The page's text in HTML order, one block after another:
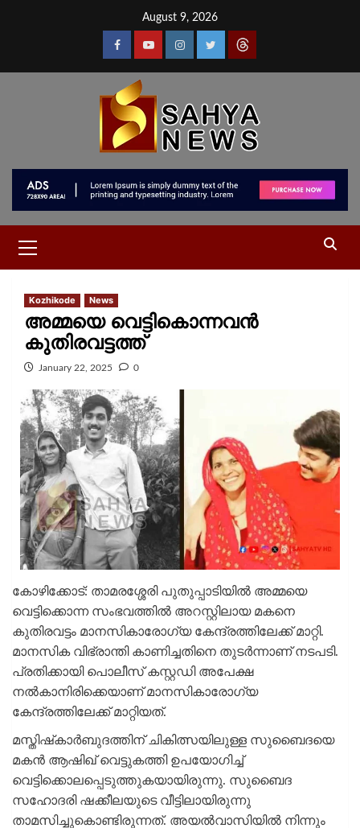
August 9, 2026
Kozhikode News
അമ്മയെ വെട്ടികൊന്നവൻ
കുതിരവട്ടത്ത്
January 22, 2025 0
കോഴിക്കോട്: താമരശ്ശേരി പുതുപ്പാടിയിൽ അമ്മയെ
വെട്ടിക്കൊന്ന സംഭവത്തിൽ അറസ്റ്റിലായ മകനെ
കുതിരവട്ടം മാനസികാരോഗ്യ കേന്ദ്രത്തിലേക്ക് മാറ്റി.
മാനസിക വിഭ്രാന്തി കാണിച്ചതിനെ തുടർന്നാണ് നടപടി.
പ്രതിക്കായി പൊലീസ് കസ്റ്റഡി അപേക്ഷ
നൽകാനിരിക്കെയാണ് മാനസികാരോഗ്യ
കേന്ദ്രത്തിലേക്ക് മാറ്റിയത്.
മസ്തിഷ്‌കാര്‍ബുദത്തിന് ചികിത്സയിലുള്ള സുബൈദയെ
മകൻ ആഷിഖ് വെട്ടുകത്തി ഉപയോഗിച്ച്
വെട്ടിക്കൊലപ്പെടുത്തുകയായിരുന്നു. സുബൈദ
സഹോദരി ഷക്കീലയുടെ വീട്ടിലായിരുന്നു
താമസിച്ചുകൊണ്ടിരുന്നത്. അയല്‍വാസിയില്‍ നിന്നും